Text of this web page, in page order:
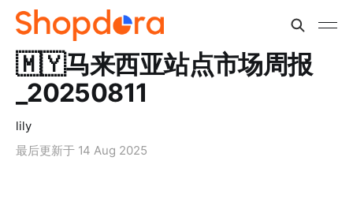
🇲🇾马来西亚站点市场周报
_20250811
lily
最后更新于 14 Aug 2025